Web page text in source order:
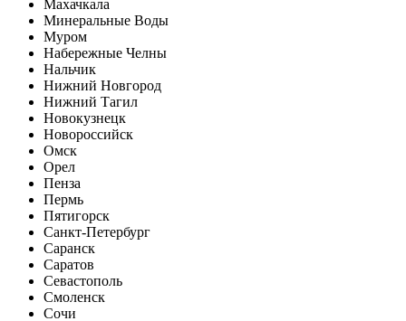
Махачкала
Минеральные Воды
Муром
Набережные Челны
Нальчик
Нижний Новгород
Нижний Тагил
Новокузнецк
Новороссийск
Омск
Орел
Пенза
Пермь
Пятигорск
Санкт-Петербург
Саранск
Саратов
Севастополь
Смоленск
Сочи